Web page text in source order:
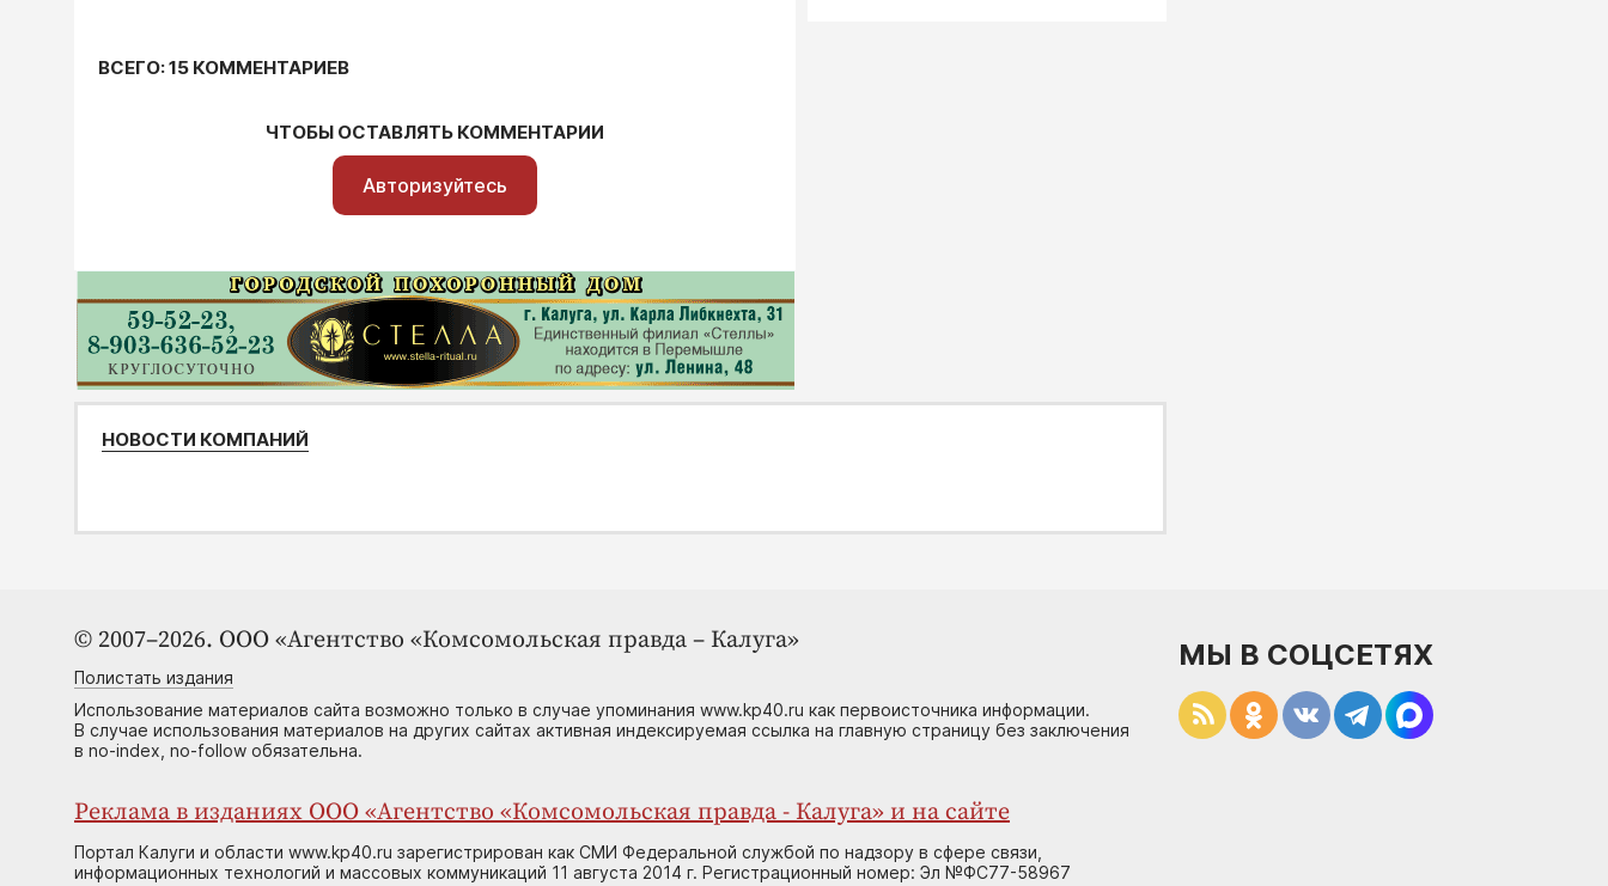
ВСЕГО: 15 КОММЕНТАРИЕВ
ЧТОБЫ ОСТАВЛЯТЬ КОММЕНТАРИИ
Авторизуйтесь
НОВОСТИ КОМПАНИЙ
© 2007–2026. ООО «Агентство «Комсомольская правда – Калуга»
Полистать издания
Использование материалов сайта возможно только в случае упоминания www.kp40.ru как первоисточника информации.
В случае использования материалов на других сайтах активная индексируемая ссылка на главную страницу без заключения
в no-index, no-follow обязательна.
Реклама в изданиях ООО «Агентство «Комсомольская правда - Калуга» и на сайте
Портал Калуги и области www.kp40.ru зарегистрирован как СМИ Федеральной службой по надзору в сфере связи,
информационных технологий и массовых коммуникаций 11 августа 2014 г. Регистрационный номер: Эл №ФС77-58967
МЫ В СОЦСЕТЯХ